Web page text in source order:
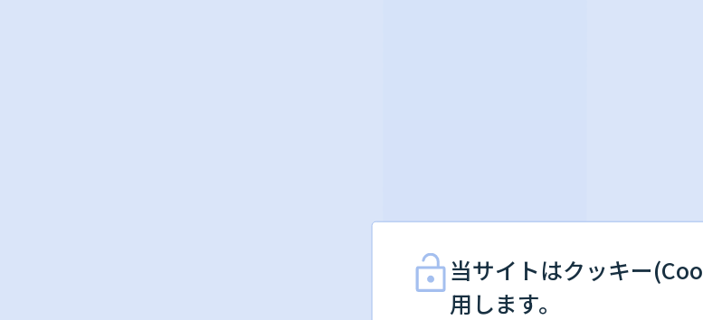
当サイトはクッキー
用します。